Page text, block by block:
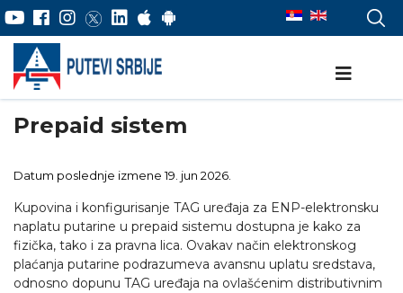
Prepaid sistem
Datum poslednje izmene 19. jun 2026.
Kupovina i konfigurisanje TAG uređaja za ENP-elektronsku
naplatu putarine u prepaid sistemu dostupna je kako za
fizička, tako i za pravna lica. Ovakav način elektronskog
plaćanja putarine podrazumeva avansnu uplatu sredstava,
odnosno dopunu TAG uređaja na ovlašćenim distributivnim